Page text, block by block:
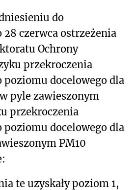
do
czerwca ostrzeżenia
Ochrony
przekroczenia
poziomu docelowego dla
pyle zawieszonym
przekroczenia
poziomu docelowego dla
PM10
te uzyskały poziom 1,